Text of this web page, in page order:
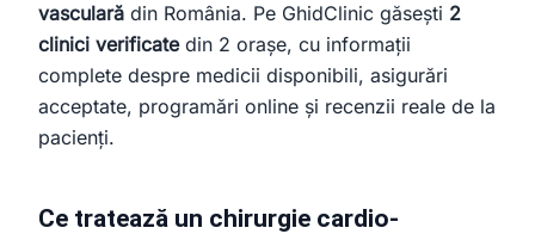
vasculară din România. Pe GhidClinic găsești 2
clinici verificatedin 2 orașe, cu informații
complete despre medicii disponibili, asigurări
acceptate, programări online și recenzii reale de la
pacienți.
Ce tratează un chirurgie cardio-